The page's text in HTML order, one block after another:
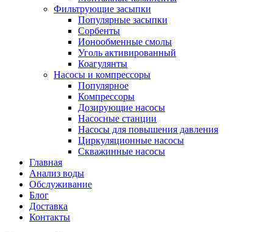
Фильтрующие засыпки
Популярные засыпки
Сорбенты
Ионообменные смолы
Уголь активированный
Коагулянты
Насосы и компрессоры
Популярное
Компрессоры
Дозирующие насосы
Насосные станции
Насосы для повышения давления
Циркуляционные насосы
Скважинные насосы
Главная
Анализ воды
Обслуживание
Блог
Доставка
Контакты